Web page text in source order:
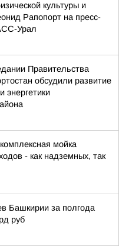
культуры и
Рапопорт на пресс-
Урал
Правительства
обсудили развитие
энергетики
мойка
- как надземных, так
Башкирии за полгода
руб